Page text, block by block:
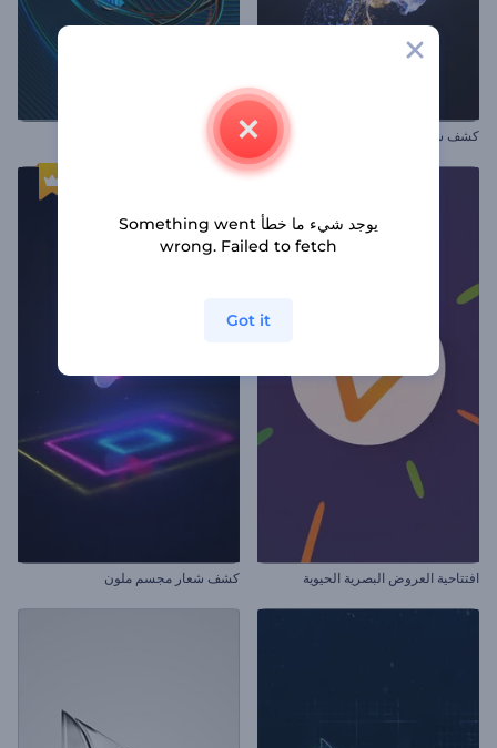
كشف شعار بالجسيمات السائلة كشف شعار حلقات دوامية
افتتاحية العروض البصرية الحيوية كشف شعار مجسم ملون
يوجد شيء ما خطأ Something went
wrong. Failed to fetch
Got it